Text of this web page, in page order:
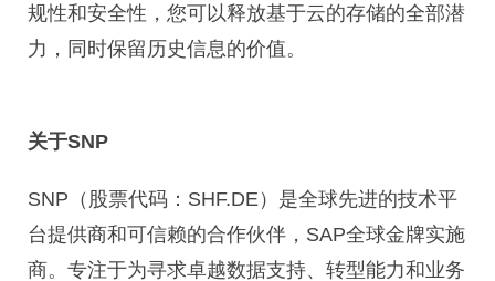
规性和安全性，您可以释放基于云的存储的全部潜
力，同时保留历史信息的价值。
关于SNP
SNP（股票代码：SHF.DE）是全球先进的技术平
台提供商和可信赖的合作伙伴，SAP全球金牌实施
商。专注于为寻求卓越数据支持、转型能力和业务